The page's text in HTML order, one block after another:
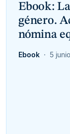
Ebook:
género.
nómina
Ebook 5